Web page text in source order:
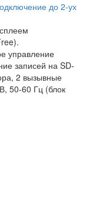
до 2-ух
управление
записей на SD-
2 вызывные
50-60 Гц (блок